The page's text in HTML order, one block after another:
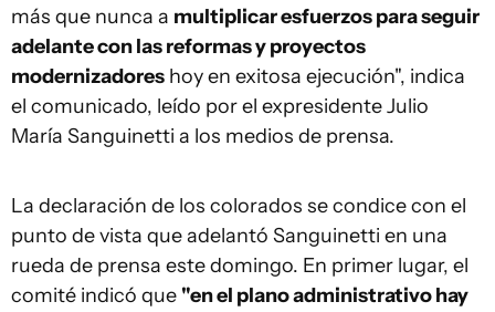
más que nunca a multiplicar esfuerzos para seguir
adelante con las reformas y proyectos
modernizadores hoy en exitosa ejecución", indica
el comunicado, leído por el expresidente Julio
María Sanguinetti a los medios de prensa.
La declaración de los colorados se condice con el
punto de vista que adelantó Sanguinetti en una
rueda de prensa este domingo. En primer lugar, el
comité indicó que "en el plano administrativo hay